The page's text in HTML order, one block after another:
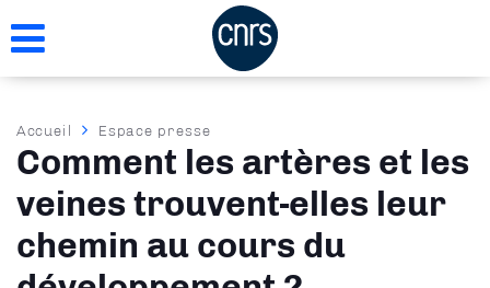
au
Fil
d'Ariane
Accueil Espace presse
Comment les artères et les
veines trouvent-elles leur
chemin au cours du